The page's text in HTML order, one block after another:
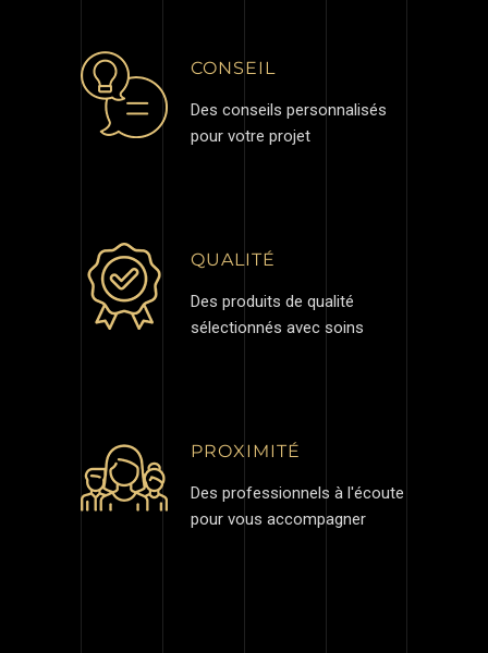
CONSEIL
Des conseils personnalisés
pour votre projet
QUALITÉ
Des produits de qualité
sélectionnés avec soins
PROXIMITÉ
Des professionnels à l'écoute
pour vous accompagner